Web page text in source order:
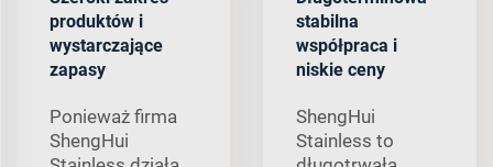
produktów i
wystarczające
zapasy
Ponieważ firma
ShengHui
stabilna
współpraca i
niskie ceny
ShengHui
Stainless to